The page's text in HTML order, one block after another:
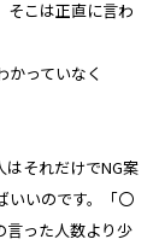
そこは正直に言わ
かっていなく
それだけでNG案
いいのです。「〇
言った人数より少